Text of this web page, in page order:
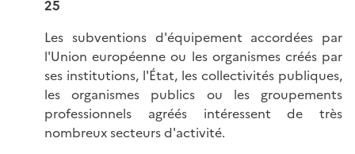
25
Les subventions d'équipement accordées par
l'Union européenne ou les organismes créés par
ses institutions, l'État, les collectivités publiques,
les organismes publics ou les groupements
professionnels agréés intéressent de très
nombreux secteurs d'activité.